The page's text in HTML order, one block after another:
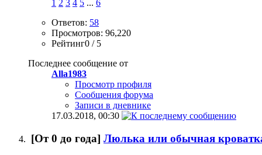
1 2 3 4 5 ... 6
Ответов: 58
Просмотров: 96,220
Рейтинг0 / 5
Последнее сообщение от
Alla1983
Просмотр профиля
Сообщения форума
Записи в дневнике
17.03.2018, 00:30
[От 0 до года] Люлька или обычная